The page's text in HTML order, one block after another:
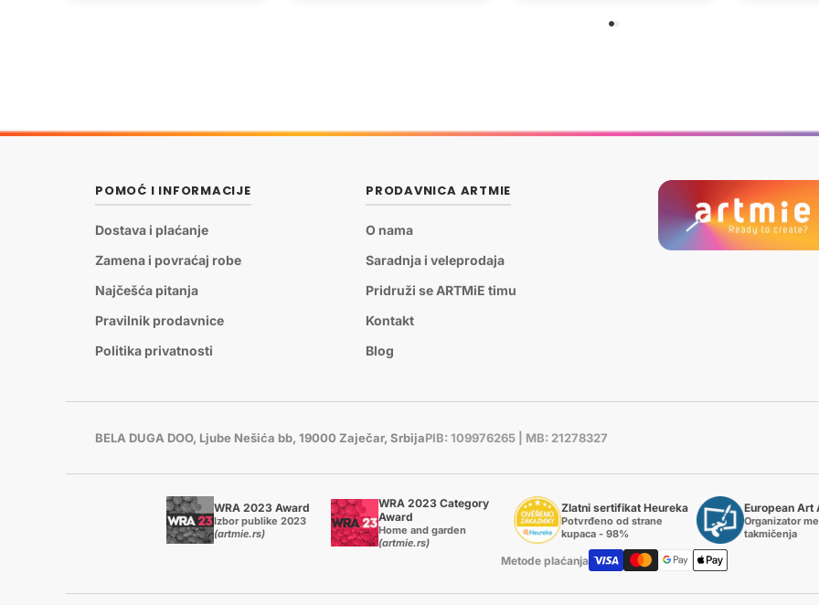
POMOĆ I INFORMACIJE
Dostava i plaćanje
Zamena i povraćaj robe
Najčešća pitanja
Pravilnik prodavnice
Politika privatnosti
PRODAVNICA ARTMIE
O nama
Saradnja i veleprodaja
Pridruži se ARTMiE timu
Kontakt
Blog
BELA DUGA DOO, Ljube Nešića bb, 19000 Zaječar, SrbijaPIB: 109976265 | MB: 21278327
WRA 2023 Award
Izbor publike 2023
(artmie.rs)
WRA 2023 Category
Award
Home and garden
(artmie.rs)
Zlatni sertifikat Heureka
Potvrđeno od strane
kupaca - 98%
European Art
Organizator
takmičenja
Metode plaćanja